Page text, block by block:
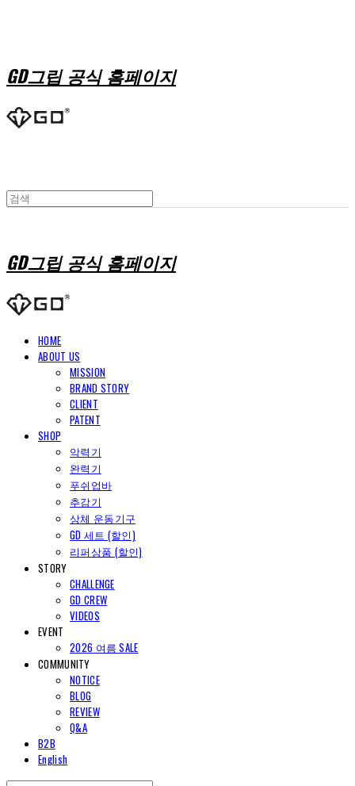
GD그립 공식 홈페이지
GD그립 공식 홈페이지
HOME
ABOUT US
MISSION
BRAND STORY
CLIENT
PATENT
SHOP
악력기
완력기
푸쉬업바
추감기
상체 운동기구
GD 세트 (할인)
리퍼상품 (할인)
STORY
CHALLENGE
GD CREW
VIDEOS
EVENT
2026 여름 SALE
COMMUNITY
NOTICE
BLOG
REVIEW
Q&A
B2B
English